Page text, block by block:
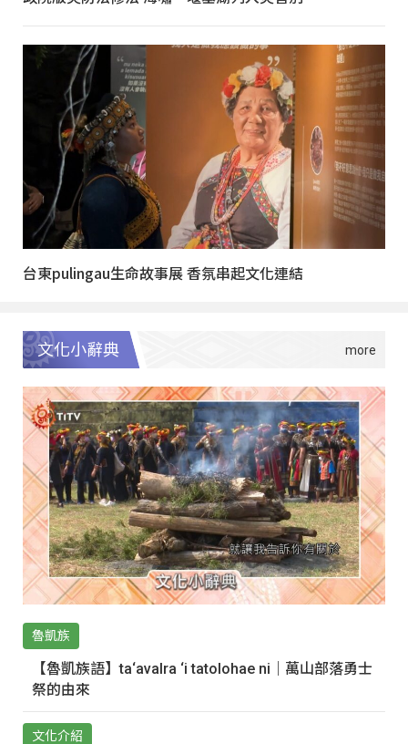
台東pulingau生命故事展 香氛串起文化連結
文化小辭典
魯凱族
【魯凱族語】ta‘avalra ‘i tatolohae ni｜萬山部落勇士
祭的由來
文化介紹